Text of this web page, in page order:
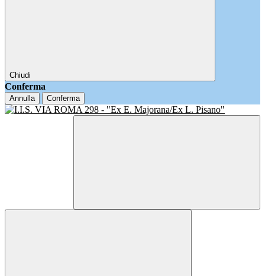
Chiudi
Conferma
Annulla Conferma